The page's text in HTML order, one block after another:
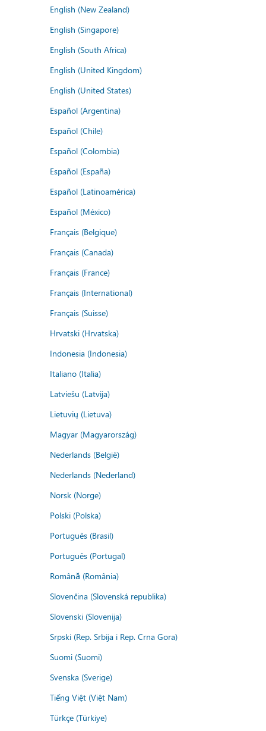
English (New Zealand)
English (Singapore)
English (South Africa)
English (United Kingdom)
English (United States)
Español (Argentina)
Español (Chile)
Español (Colombia)
Español (España)
Español (Latinoamérica)
Español (México)
Français (Belgique)
Français (Canada)
Français (France)
Français (International)
Français (Suisse)
Hrvatski (Hrvatska)
Indonesia (Indonesia)
Italiano (Italia)
Latviešu (Latvija)
Lietuvių (Lietuva)
Magyar (Magyarország)
Nederlands (België)
Nederlands (Nederland)
Norsk (Norge)
Polski (Polska)
Português (Brasil)
Português (Portugal)
Română (România)
Slovenčina (Slovenská republika)
Slovenski (Slovenija)
Srpski (Rep. Srbija i Rep. Crna Gora)
Suomi (Suomi)
Svenska (Sverige)
Tiếng Việt (Việt Nam)
Türkçe (Türkiye)